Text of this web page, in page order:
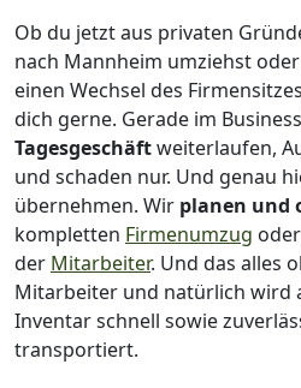
Ob du jetzt aus privaten
nach Mannheim umziehst
einen Wechsel des
dich gerne. Gerade im
Tagesgeschäftweiterlaufen,
und schaden nur. Und genau
übernehmen. Wir planen und
kompletten Firmenumzug
der Mitarbeiter. Und das alles
Mitarbeiter und natürlich wird
Inventar schnell sowie
transportiert.